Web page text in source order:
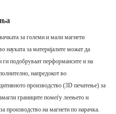
за големи и мали магнети
науката за материјалите можат да
ги подобруваат перформансите и на
напредокот во
производство (3D печатење) за
границите помеѓу леењето и
производство на магнети по нарачка.